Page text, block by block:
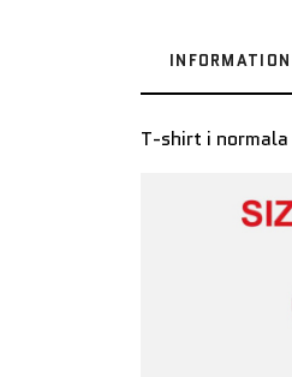
INFORMATION
T-shirt i